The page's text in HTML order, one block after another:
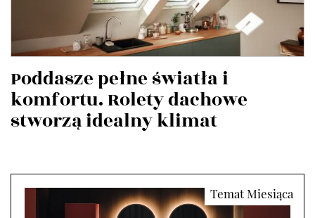
Poddasze pełne światła i
komfortu. Rolety dachowe
stworzą idealny klimat